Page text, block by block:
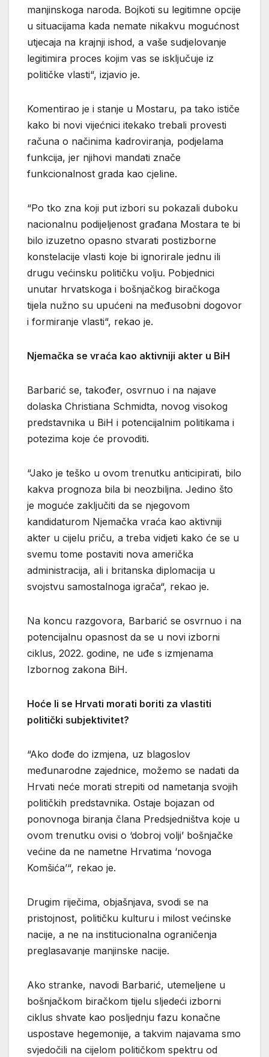
manjinskoga naroda. Bojkoti su legitimne opcije
u situacijama kada nemate nikakvu mogućnost
utjecaja na krajnji ishod, a vaše sudjelovanje
legitimira proces kojim vas se isključuje iz
političke vlasti“, izjavio je.
Komentirao je i stanje u Mostaru, pa tako ističe
kako bi novi vijećnici itekako trebali provesti
računa o načinima kadroviranja, podjelama
funkcija, jer njihovi mandati znače
funkcionalnost grada kao cjeline.
“Po tko zna koji put izbori su pokazali duboku
nacionalnu podijeljenost građana Mostara te bi
bilo izuzetno opasno stvarati postizborne
konstelacije vlasti koje bi ignorirale jednu ili
drugu većinsku političku volju. Pobjednici
unutar hrvatskoga i bošnjačkog biračkoga
tijela nužno su upućeni na međusobni dogovor
i formiranje vlasti“, rekao je.
Njemačka se vraća kao aktivniji akter u BiH
Barbarić se, također, osvrnuo i na najave
dolaska Christiana Schmidta, novog visokog
predstavnika u BiH i potencijalnim politikama i
potezima koje će provoditi.
“Jako je teško u ovom trenutku anticipirati, bilo
kakva prognoza bila bi neozbiljna. Jedino što
je moguće zaključiti da se njegovom
kandidaturom Njemačka vraća kao aktivniji
akter u cijelu priču, a treba vidjeti kako će se u
svemu tome postaviti nova američka
administracija, ali i britanska diplomacija u
svojstvu samostalnoga igrača“, rekao je.
Na koncu razgovora, Barbarić se osvrnuo i na
potencijalnu opasnost da se u novi izborni
ciklus, 2022. godine, ne uđe s izmjenama
Izbornog zakona BiH.
Hoće li se Hrvati morati boriti za vlastiti
politički subjektivitet?
“Ako dođe do izmjena, uz blagoslov
međunarodne zajednice, možemo se nadati da
Hrvati neće morati strepiti od nametanja svojih
političkih predstavnika. Ostaje bojazan od
ponovnoga biranja člana Predsjedništva koje u
ovom trenutku ovisi o ‘dobroj volji’ bošnjačke
većine da ne nametne Hrvatima ‘novoga
Komšića’“, rekao je.
Drugim riječima, objašnjava, svodi se na
pristojnost, političku kulturu i milost većinske
nacije, a ne na institucionalna ograničenja
preglasavanje manjinske nacije.
Ako stranke, navodi Barbarić, utemeljene u
bošnjačkom biračkom tijelu sljedeći izborni
ciklus shvate kao posljednju fazu konačne
uspostave hegemonije, a takvim najavama smo
svjedočili na cijelom političkom spektru od